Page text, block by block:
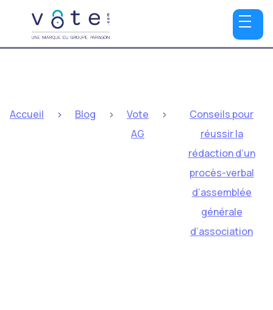
Accueil > Blog >
Vote
AG
>
Conseils pour
réussir la
rédaction d’un
procès-verbal
d’assemblée
générale
d’association